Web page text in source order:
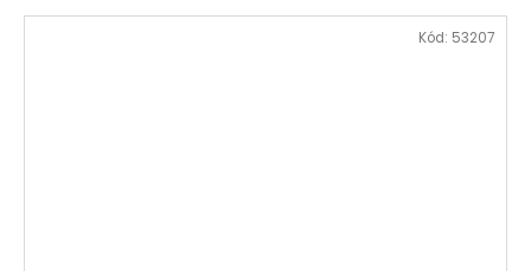
Kód: 53207